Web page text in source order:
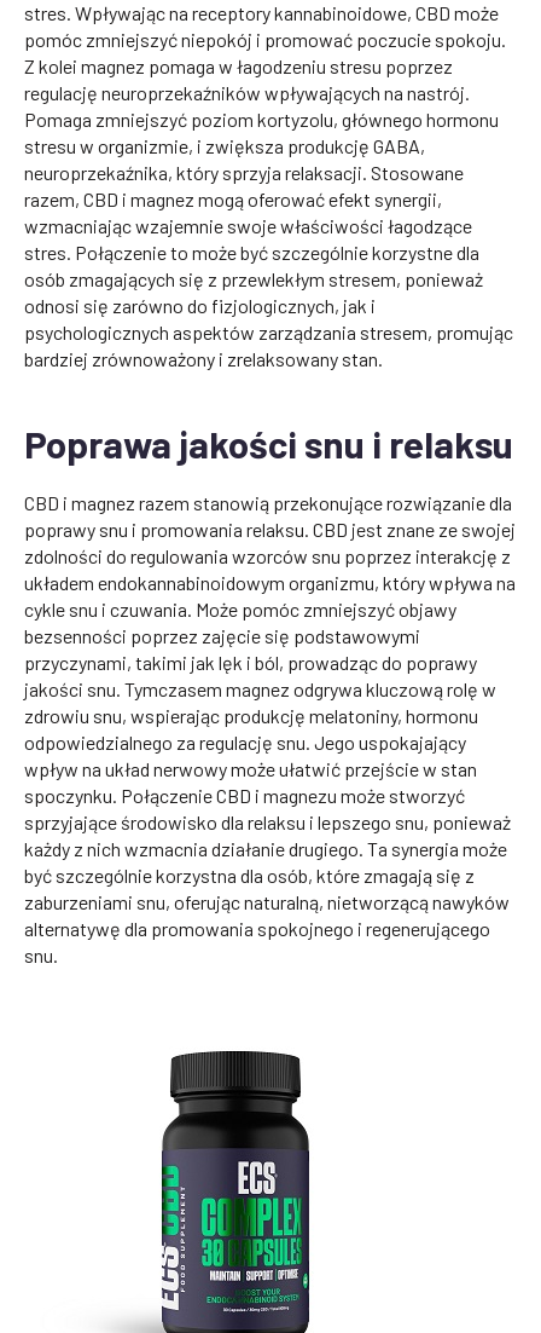
stres. Wpływając na receptory kannabinoidowe, CBD może
pomóc zmniejszyć niepokój i promować poczucie spokoju.
Z kolei magnez pomaga w łagodzeniu stresu poprzez
regulację neuroprzekaźników wpływających na nastrój.
Pomaga zmniejszyć poziom kortyzolu, głównego hormonu
stresu w organizmie, i zwiększa produkcję GABA,
neuroprzekaźnika, który sprzyja relaksacji. Stosowane
razem, CBD i magnez mogą oferować efekt synergii,
wzmacniając wzajemnie swoje właściwości łagodzące
stres. Połączenie to może być szczególnie korzystne dla
osób zmagających się z przewlekłym stresem, ponieważ
odnosi się zarówno do fizjologicznych, jak i
psychologicznych aspektów zarządzania stresem, promując
bardziej zrównoważony i zrelaksowany stan.
Poprawa jakości snu i relaksu
CBD i magnez razem stanowią przekonujące rozwiązanie dla
poprawy snu i promowania relaksu. CBD jest znane ze swojej
zdolności do regulowania wzorców snu poprzez interakcję z
układem endokannabinoidowym organizmu, który wpływa na
cykle snu i czuwania. Może pomóc zmniejszyć objawy
bezsenności poprzez zajęcie się podstawowymi
przyczynami, takimi jak lęk i ból, prowadząc do poprawy
jakości snu. Tymczasem magnez odgrywa kluczową rolę w
zdrowiu snu, wspierając produkcję melatoniny, hormonu
odpowiedzialnego za regulację snu. Jego uspokajający
wpływ na układ nerwowy może ułatwić przejście w stan
spoczynku. Połączenie CBD i magnezu może stworzyć
sprzyjające środowisko dla relaksu i lepszego snu, ponieważ
każdy z nich wzmacnia działanie drugiego. Ta synergia może
być szczególnie korzystna dla osób, które zmagają się z
zaburzeniami snu, oferując naturalną, nietworzącą nawyków
alternatywę dla promowania spokojnego i regenerującego
snu.